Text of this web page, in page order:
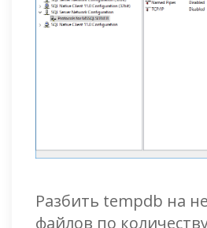
Разбить tempdb на
файлов по